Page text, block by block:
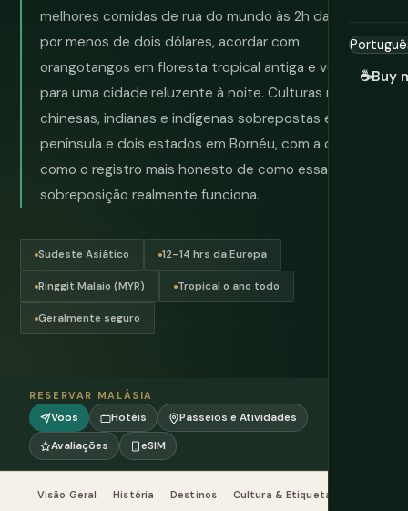
☕Buy
melhores comidas de rua do mundo às 2h da manhã
por menos de dois dólares, acordar com
orangotangos em floresta tropical antiga e voltar
para uma cidade reluzente à noite. Culturas malaias,
chinesas, indianas e indígenas sobrepostas em uma
península e dois estados em Bornéu, com a comida
como o registro mais honesto de como essa
sobreposição realmente funciona.
Sudeste Asiático 12–14 hrs da Europa
Ringgit Malaio (MYR) Tropical o ano todo
Geralmente seguro
RESERVAR MALÁSIA
Voos Hotéis
Passeios e Atividades
Avaliações
eSIM
Visão Geral História Destinos Cultura & Etiqueta